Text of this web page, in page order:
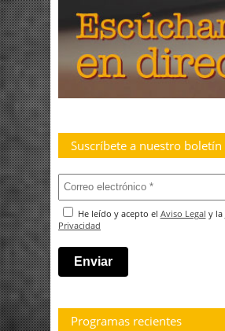
Suscríbete a nuestro boletín
He leído y acepto el Aviso Legal y la
Privacidad
Programas recientes